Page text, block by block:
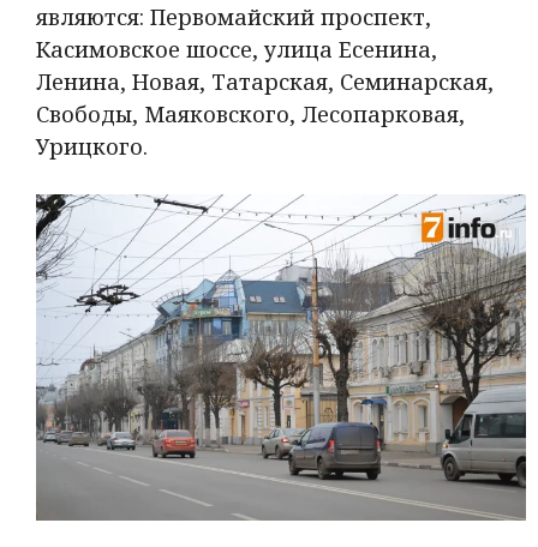
являются: Первомайский проспект,
Касимовское шоссе, улица Есенина,
Ленина, Новая, Татарская, Семинарская,
Свободы, Маяковского, Лесопарковая,
Урицкого.